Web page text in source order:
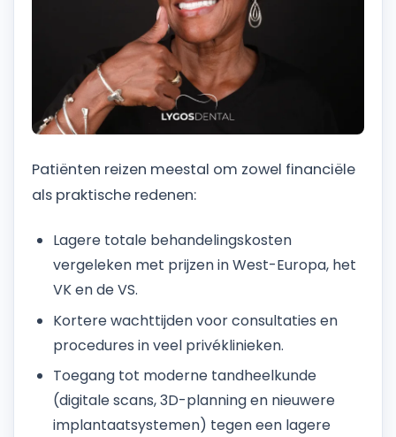
Patiënten reizen meestal om zowel financiële
als praktische redenen:
Lagere totale behandelingskosten
vergeleken met prijzen in West-Europa, het
VK en de VS.
Kortere wachttijden voor consultaties en
procedures in veel privéklinieken.
Toegang tot moderne tandheelkunde
(digitale scans, 3D-planning en nieuwere
implantaatsystemen) tegen een lagere